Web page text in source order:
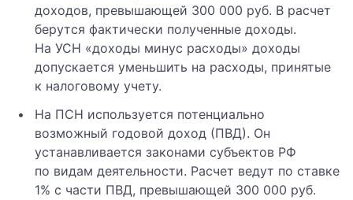
доходов, превышающей 300 000 руб. В расчет
берутся фактически полученные доходы.
На УСН «доходы минус расходы» доходы
допускается уменьшить на расходы, принятые
к налоговому учету.
На ПСН используется потенциально
возможный годовой доход (ПВД). Он
устанавливается законами субъектов РФ
по видам деятельности. Расчет ведут по ставке
1% с части ПВД, превышающей 300 000 руб.